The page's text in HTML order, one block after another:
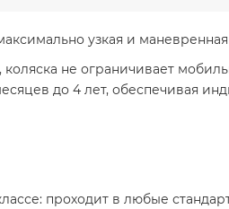
узкая и
коляска не ограничивает
до 4 лет, обеспечивая
проходит в любые